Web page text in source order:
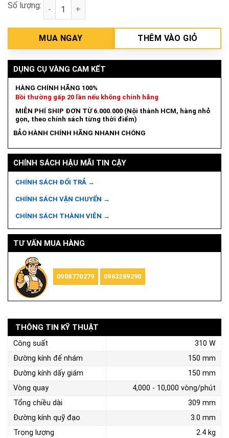
Số lượng: Máy chà nhám quỹ đạo 150mm Makita BO6030 số
MUA NGAY THÊM VÀO GIỎ
DỤNG CỤ VÀNG CAM KẾT
HÀNG CHÍNH HÃNG 100%
Bồi thường gấp 20 lần nếu không chính hãng
MIỄN PHÍ SHIP ĐƠN TỪ 6.000.000 (Nội thành HCM, hàng nhỏ
gọn, theo chính sách từng thời điểm)
BẢO HÀNH CHÍNH HÃNG NHANH CHÓNG
CHÍNH SÁCH HẬU MÃI TIN CẬY
CHÍNH SÁCH ĐỔI TRẢ →
CHÍNH SÁCH VẬN CHUYỂN →
CHÍNH SÁCH THÀNH VIÊN →
TƯ VẤN MUA HÀNG
0908770279 0963289290
THÔNG TIN KỸ THUẬT
Công suất
310 W
Đường kính đế nhám
150 mm
Đường kính dấy giám
150 mm
Vòng quay
4,000 - 10,000 vòng/phút
Tổng chiều dài
309 mm
Đường kính quỹ đạo
3.0 mm
Trọng lượng
2.4 kg